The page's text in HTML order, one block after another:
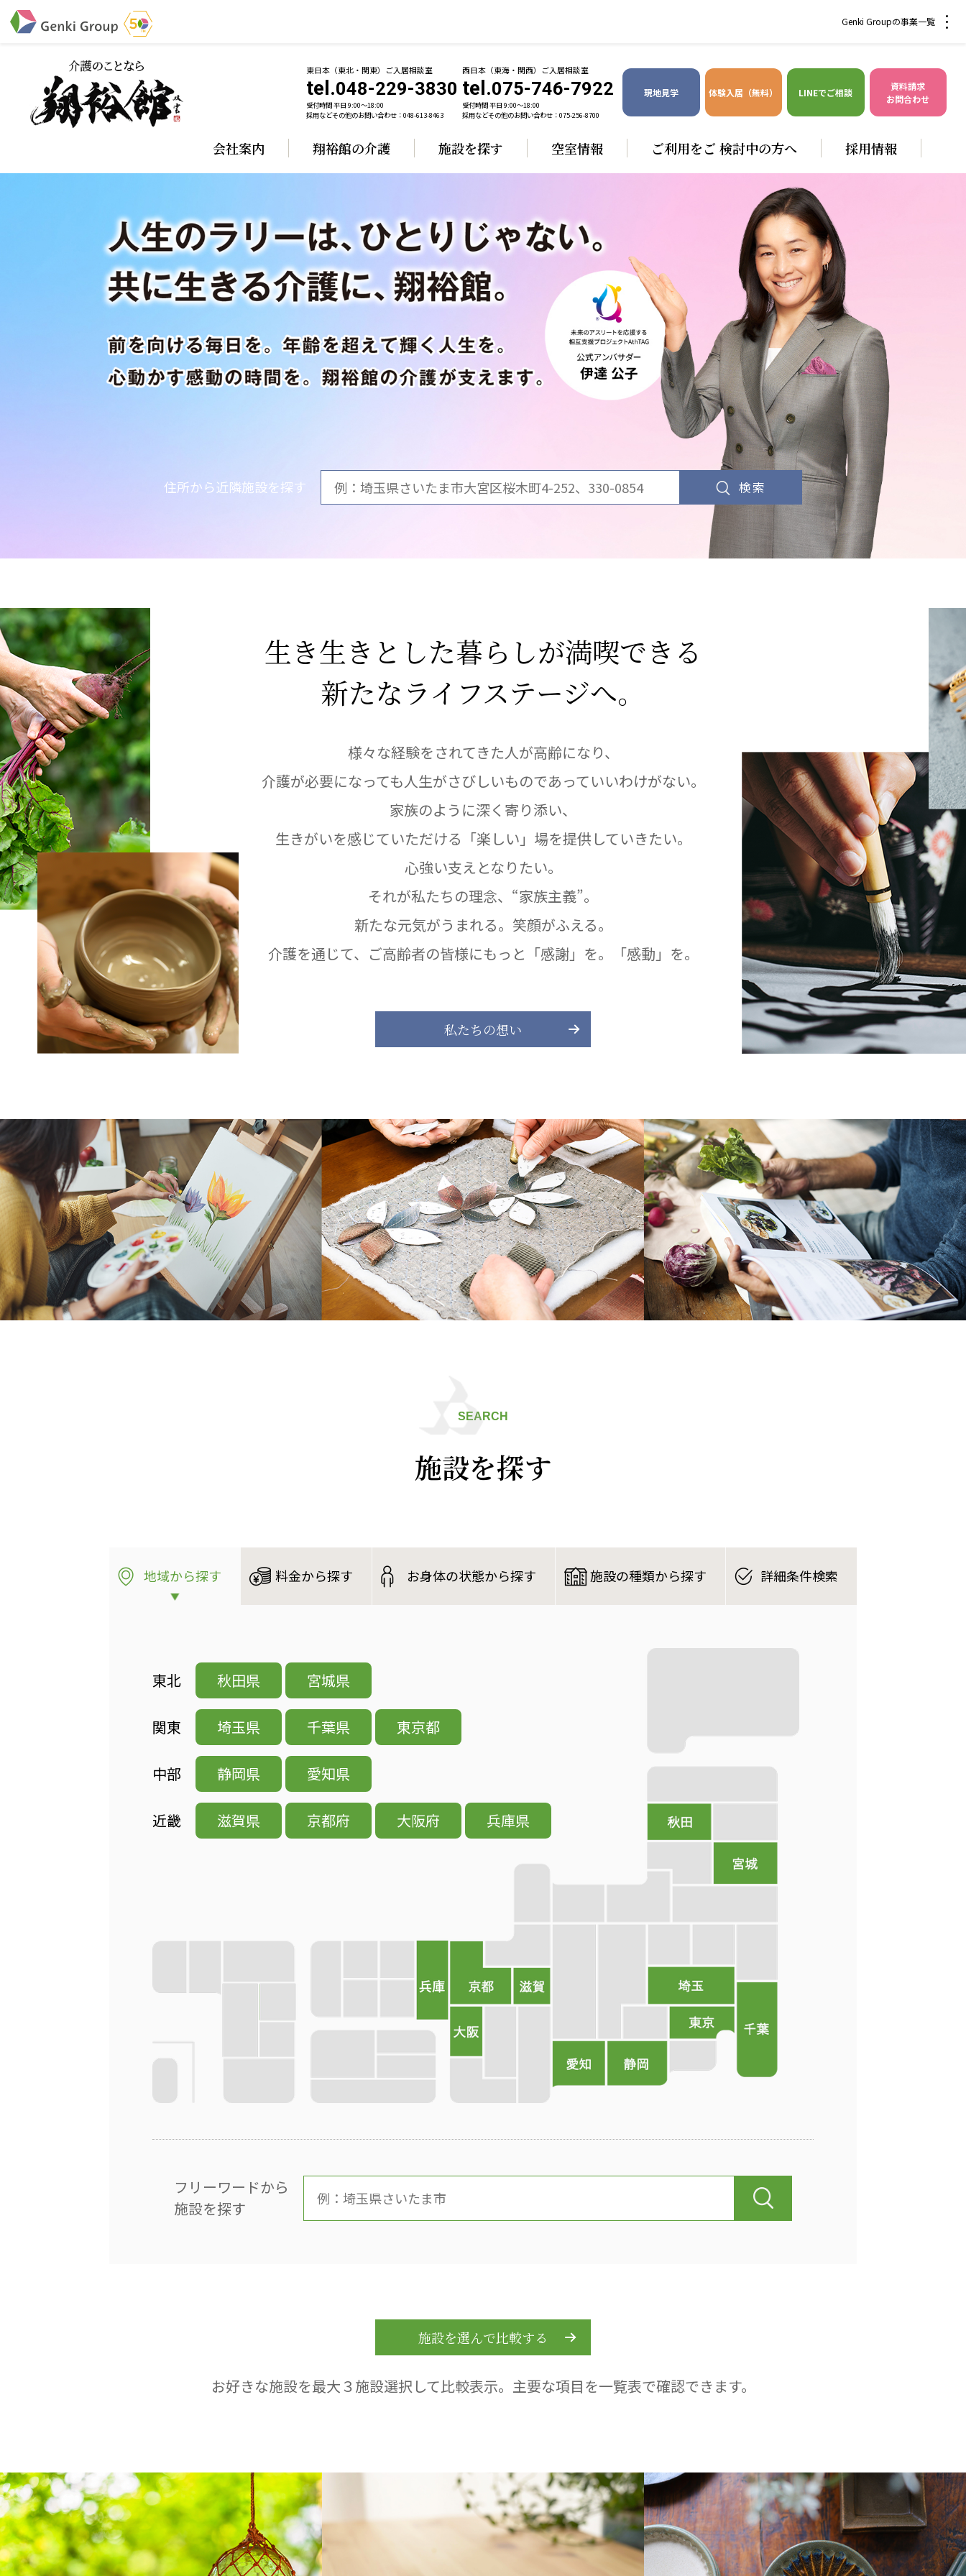
Genki Groupの事業一覧
介護・福祉
社会福祉法人元気村
社会福祉法人長寿の森
社会福祉法人杜の村
社会福祉法人 共生会
社会福祉法人 福ふく
社会福祉法人 心の会
株式会社 サンガジャパン
株式会社日本遮蔽技研
一般社団法人 日本高齢者福祉協会
日本高齢者福祉協会
株式会社 爽やかな風沖縄
爽やかな風沖縄
株式会社 鷹揚館
鷹揚館
アジアメデカ元気事業団
爽やかな風九州
七星
株式会社 せきれい
せきれい
デイサロンさきたま
デイサロンさきたま
複合ケアセンターまつぞの
with Life クリニック 大宮駅前
こうのすナーシングホーム共生園
医療法人 京都翔医会
西京都病院
西京都クリニック
洛西 西京都クリニック
洛桂の郷
桂寿の郷
訪問看護ステーション秋桜
医療法人 翔友会
みどりの館
教育（共に生きる仲間達）
学校法人明星学園
特定非営利活動法人ファイアーレッズメディカルスポーツクラブ 特定非営利活動法人アート応援隊
その他
Mediclude 株式会社アジアメデカ元気事業団 株式会社フラワーコミュニティ放送 Medicare Lead Japan 株式会社日本医科学研究所
特定非営利活動法人共生フォーラム 特定非営利活動法人日本医療福祉機構 株式会社アメックファーマシー
株式会社エネクト 株式会社 G.com R＆M 株式会社bright vie
海外
海外グループ会社
美迪克（上海）商务咨询有限公司
共生（大連）商務諮詢有限公司 台灣善合股份有限公司
Angkor-Japan Friendship International Hospital
クヴィアン小学校・カンボジア日本友好共生クヴィアン中学校
G-COM JOINT STOCK COMPANY
東日本（東北・関東）ご入居相談室
tel.048-229-3830
受付時間 平日 9:00〜18:00
採用などその他のお問い合わせ：048-613-8463
西日本（東海・関西）ご入居相談室
tel.075-746-7922
受付時間 平日 9:00〜18:00
採用などその他のお問い合わせ：075-256-8700
現地見学 体験入居（無料） LINEでご相談
資料請求
お問合わせ
会社案内 翔裕館の介護 施設を探す 空室情報 ご利用をご 検討中の方へ 採用情報
住所から近隣施設を探す 検索
生き生きとした暮らしが満喫できる
新たなライフステージへ。
様々な経験をされてきた人が高齢になり、
介護が必要になっても人生がさびしいものであっていいわけがない。
家族のように深く寄り添い、
生きがいを感じていただける「楽しい」場を提供していきたい。
心強い支えとなりたい。
それが私たちの理念、“家族主義”。
新たな元気がうまれる。笑顔がふえる。
介護を通じて、ご高齢者の皆様にもっと「感謝」を。「感動」を。
私たちの想い
SEARCH
施設を探す
地域から探す 料金から探す お身体の状態から探す 施設の種類から探す 詳細条件検索
東北 秋田県 宮城県
関東 埼玉県 千葉県 東京都
中部 静岡県 愛知県
近畿 滋賀県 京都府 大阪府 兵庫県
フリーワードから
施設を探す
施設を選んで比較する
お好きな施設を最大３施設選択して比較表示。 主要な項目を一覧表で確認できます。